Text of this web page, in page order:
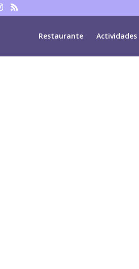
Restaurante Actividades